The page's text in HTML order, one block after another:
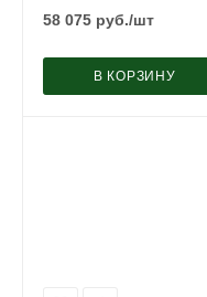
58 075 руб./шт
В КОРЗИНУ